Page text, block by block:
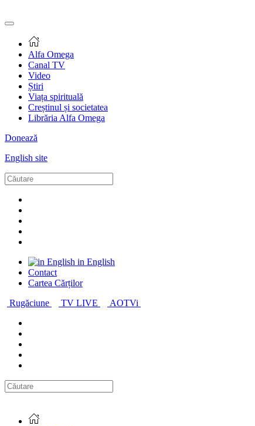
Alfa Omega
Canal TV
Video
Știri
Viața spirituală
Creștinul și societatea
Librăria Alfa Omega
Donează
English site
in English
Contact
Cartea Cărților
Rugăciune
TV LIVE AOTVi